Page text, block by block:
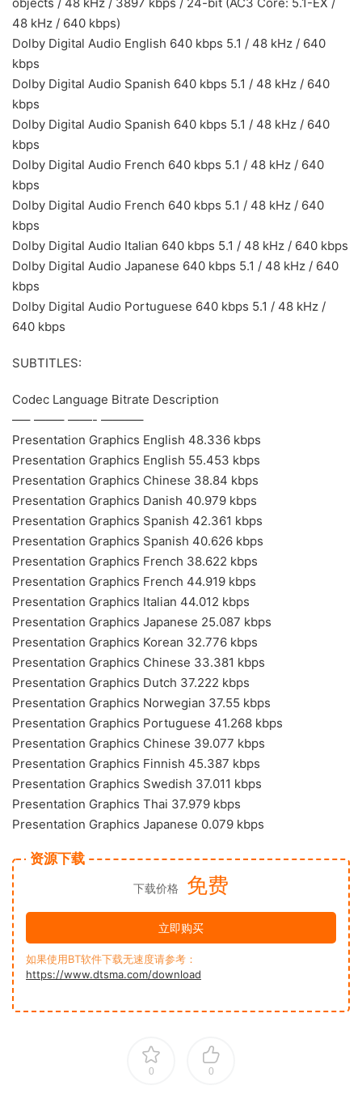
48 kHz / 640 kbps)
Dolby Digital Audio English 640 kbps 5.1 / 48 kHz / 640
kbps
Dolby Digital Audio Spanish 640 kbps 5.1 / 48 kHz / 640
kbps
Dolby Digital Audio Spanish 640 kbps 5.1 / 48 kHz / 640
kbps
Dolby Digital Audio French 640 kbps 5.1 / 48 kHz / 640
kbps
Dolby Digital Audio French 640 kbps 5.1 / 48 kHz / 640
kbps
Dolby Digital Audio Italian 640 kbps 5.1 / 48 kHz / 640 kbps
Dolby Digital Audio Japanese 640 kbps 5.1 / 48 kHz / 640
kbps
Dolby Digital Audio Portuguese 640 kbps 5.1 / 48 kHz /
640 kbps
SUBTITLES:
Codec Language Bitrate Description
—– ——– ——- ———–
Presentation Graphics English 48.336 kbps
Presentation Graphics English 55.453 kbps
Presentation Graphics Chinese 38.84 kbps
Presentation Graphics Danish 40.979 kbps
Presentation Graphics Spanish 42.361 kbps
Presentation Graphics Spanish 40.626 kbps
Presentation Graphics French 38.622 kbps
Presentation Graphics French 44.919 kbps
Presentation Graphics Italian 44.012 kbps
Presentation Graphics Japanese 25.087 kbps
Presentation Graphics Korean 32.776 kbps
Presentation Graphics Chinese 33.381 kbps
Presentation Graphics Dutch 37.222 kbps
Presentation Graphics Norwegian 37.55 kbps
Presentation Graphics Portuguese 41.268 kbps
Presentation Graphics Chinese 39.077 kbps
Presentation Graphics Finnish 45.387 kbps
Presentation Graphics Swedish 37.011 kbps
Presentation Graphics Thai 37.979 kbps
Presentation Graphics Japanese 0.079 kbps
资源下载
下载价格 免费
立即购买
如果使用BT软件下载无速度请参考：
https://www.dtsma.com/download
0 0